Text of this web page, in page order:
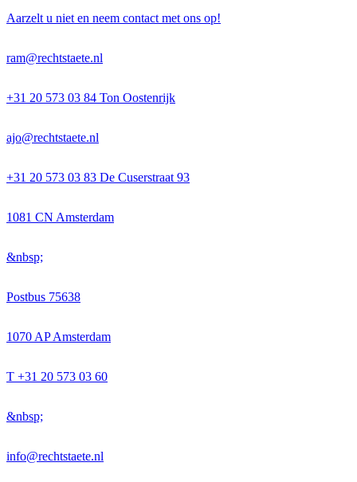
Aarzelt u niet en neem contact met ons op!
ram@rechtstaete.nl
+31 20 573 03 84 Ton Oostenrijk
ajo@rechtstaete.nl
+31 20 573 03 83 De Cuserstraat 93
1081 CN Amsterdam
&nbsp;
Postbus 75638
1070 AP Amsterdam
T +31 20 573 03 60
&nbsp;
info@rechtstaete.nl